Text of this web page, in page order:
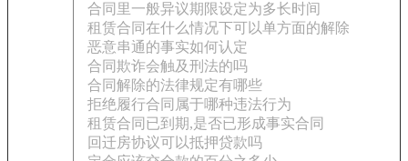
合同里一般异议期限设定为多长时间
租赁合同在什么情况下可以单方面的解除
恶意串通的事实如何认定
合同欺诈会触及刑法的吗
合同解除的法律规定有哪些
拒绝履行合同属于哪种违法行为
租赁合同已到期,是否已形成事实合同
回迁房协议可以抵押贷款吗